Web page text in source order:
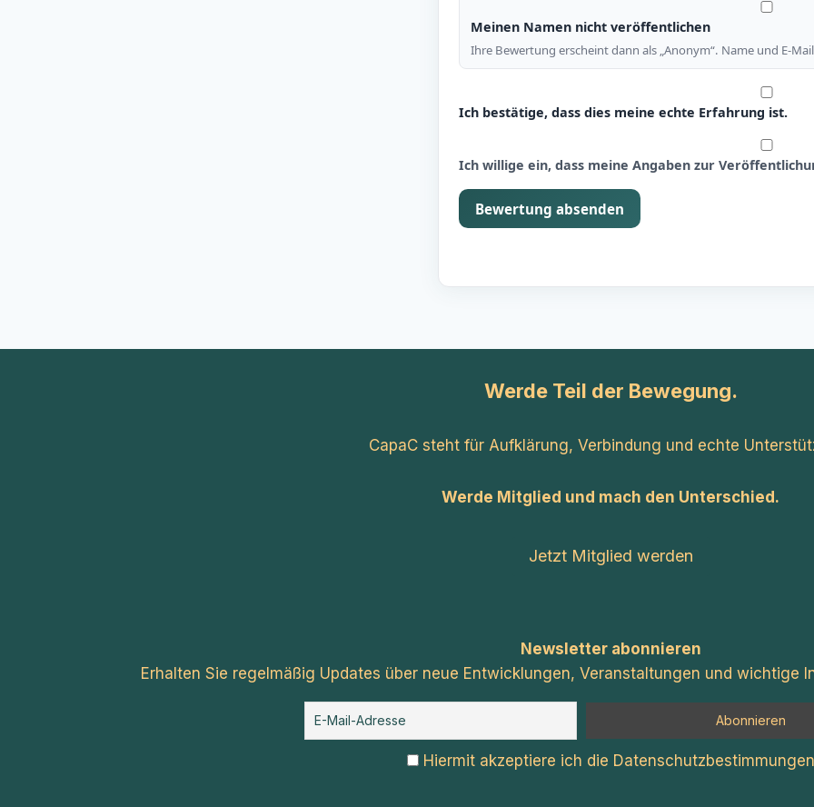
Meinen Namen nicht veröffentlichen
Ihre Bewertung erscheint dann als „Anonym“. Name und E-
Ich bestätige, dass dies meine echte Erfahrung ist.
Ich willige ein, dass meine Angaben zur
Bewertung absenden
Werde Teil der Bewegung.
CapaC steht für Aufklärung, Verbindung und echte
Werde Mitglied und mach den Unterschied.
Jetzt Mitglied werden
Newsletter abonnieren
Erhalten Sie regelmäßig Updates über neue Entwicklungen, Veranstaltungen und wichtige
Hiermit akzeptiere ich die Datenschutzbestimmungen